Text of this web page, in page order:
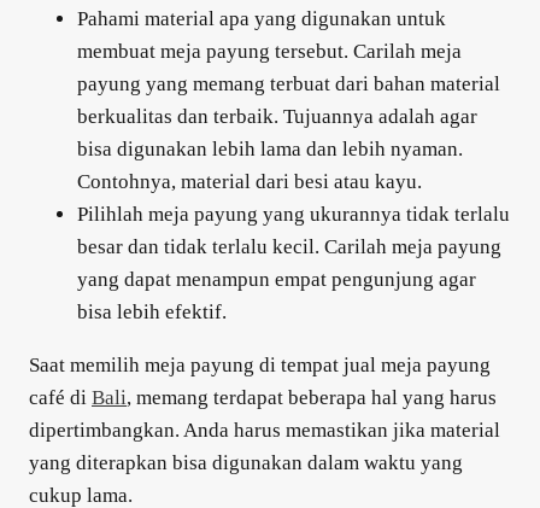
Pahami material apa yang digunakan untuk
membuat meja payung tersebut. Carilah meja
payung yang memang terbuat dari bahan material
berkualitas dan terbaik. Tujuannya adalah agar
bisa digunakan lebih lama dan lebih nyaman.
Contohnya, material dari besi atau kayu.
Pilihlah meja payung yang ukurannya tidak terlalu
besar dan tidak terlalu kecil. Carilah meja payung
yang dapat menampun empat pengunjung agar
bisa lebih efektif.
Saat memilih meja payung di tempat jual meja payung
café di Bali, memang terdapat beberapa hal yang harus
dipertimbangkan. Anda harus memastikan jika material
yang diterapkan bisa digunakan dalam waktu yang
cukup lama.